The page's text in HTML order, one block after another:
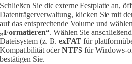
Schließen Sie die externe Festplatte an,
Datenträgerverwaltung, klicken Sie mit
auf das entsprechende Volume und
„Formatieren“. Wählen Sie
Dateisystem (z. B. exFAT für
Kompatibilität oderNTFS für Windows-
bestätigen Sie.